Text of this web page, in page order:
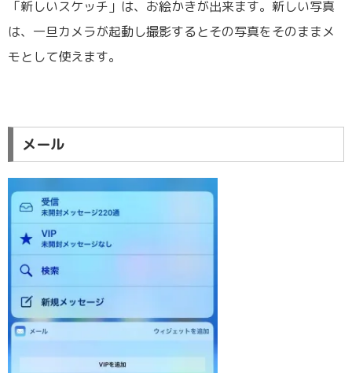
「新しいスケッチ」は、お絵かきが出来ます。新しい写真
は、一旦カメラが起動し撮影するとその写真をそのままメ
モとして使えます。
メール